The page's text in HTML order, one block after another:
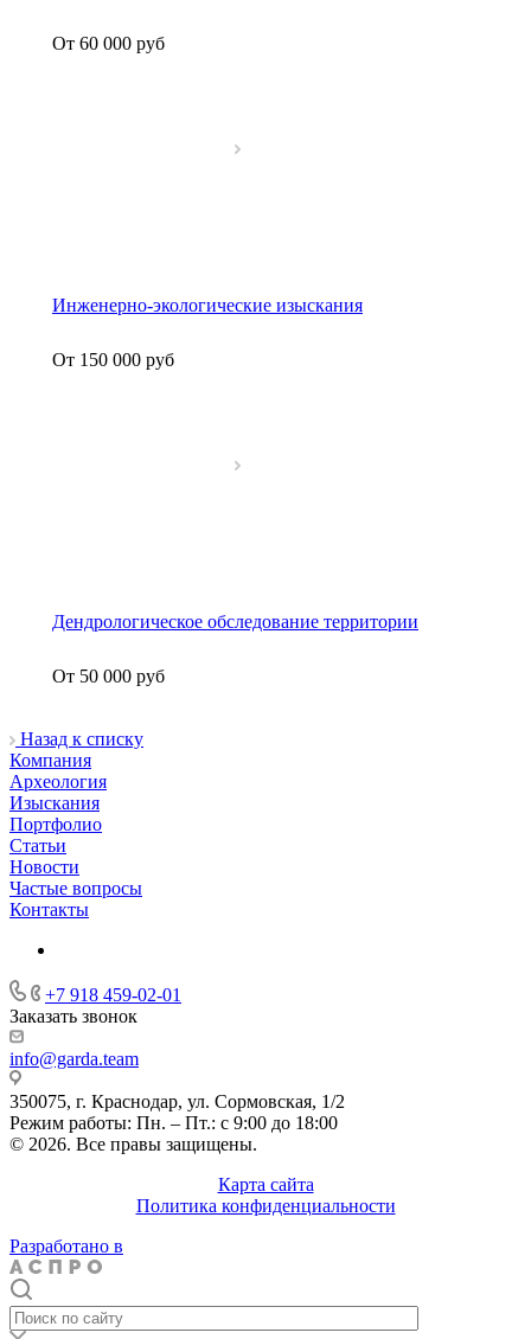
От 60 000 руб
Инженерно-экологические изыскания
От 150 000 руб
Дендрологическое обследование территории
От 50 000 руб
Назад к списку
Компания
Археология
Изыскания
Портфолио
Статьи
Новости
Частые вопросы
Контакты
+7 918 459-02-01
Заказать звонок
info@garda.team
350075, г. Краснодар, ул. Сормовская, 1/2
Режим работы: Пн. – Пт.: с 9:00 до 18:00
© 2026. Все правы защищены.
Карта сайта
Политика конфиденциальности
Разработано в